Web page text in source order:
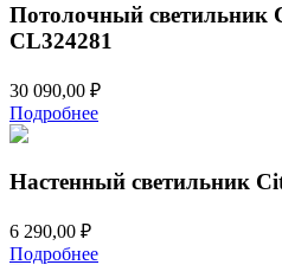
Потолочный светильник
CL324281
30 090,00 ₽
Подробнее
Настенный светильник
6 290,00 ₽
Подробнее